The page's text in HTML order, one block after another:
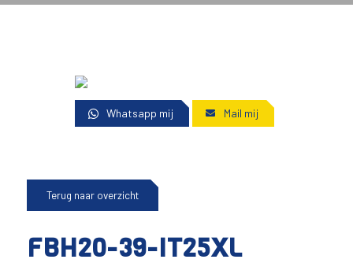
Whatsapp mij Mail mij
Terug naar overzicht
FBH20-39-IT25XL